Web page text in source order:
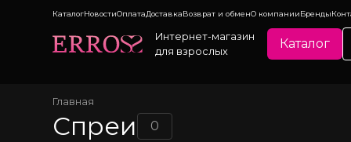
КаталогНовостиОплатаДоставкаВозврат и обменО компанииБренды
Интернет-магазин
для взрослых
Каталог
Главная
Спреи 0